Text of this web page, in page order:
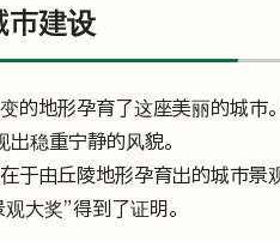
市建设
的地形孕育了这座美丽的城市
出稳重宁静的风貌。
于由丘陵地形孕育出的城市景
大奖”得到了证明。